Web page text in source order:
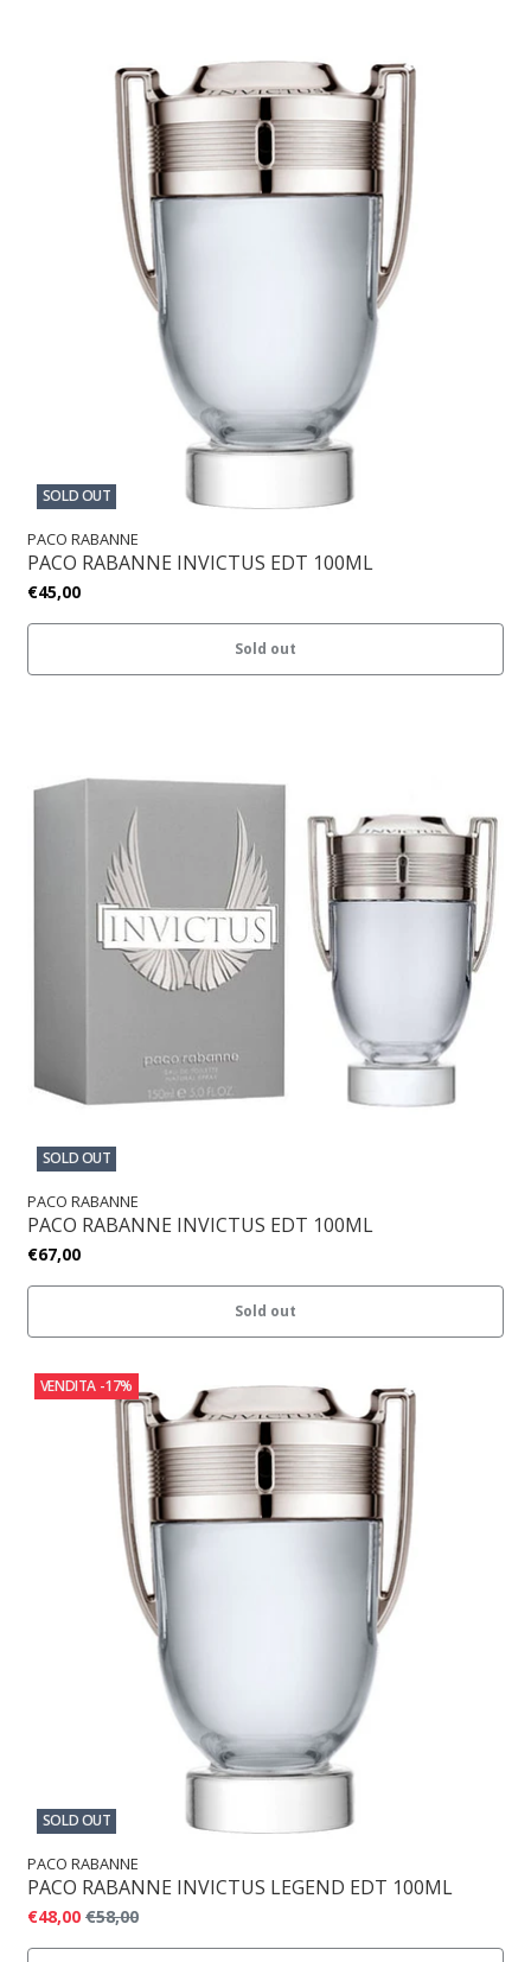
SOLD OUT
PACO RABANNE
PACO RABANNE INVICTUS EDT 100ML
€45,00
Sold out
SOLD OUT
PACO RABANNE
PACO RABANNE INVICTUS EDT 100ML
€67,00
Sold out
VENDITA -17%
SOLD OUT
PACO RABANNE
PACO RABANNE INVICTUS LEGEND EDT 100ML
€48,00 €58,00